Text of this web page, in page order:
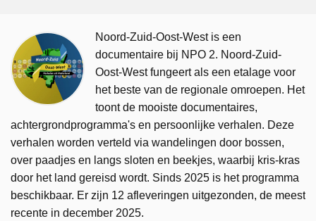
Noord-Zuid-Oost-West is een
documentaire bij NPO 2. Noord-Zuid-
Oost-West fungeert als een etalage voor
het beste van de regionale omroepen. Het
toont de mooiste documentaires,
achtergrondprogramma's en persoonlijke verhalen. Deze
verhalen worden verteld via wandelingen door bossen,
over paadjes en langs sloten en beekjes, waarbij kris-kras
door het land gereisd wordt. Sinds 2025 is het programma
beschikbaar. Er zijn 12 afleveringen uitgezonden, de meest
recente in december 2025.